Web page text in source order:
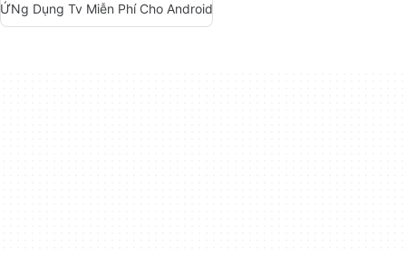
ỨNg Dụng Tv Miễn Phí Cho Android